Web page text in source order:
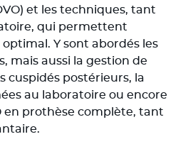
et les techniques, tant
qui permettent
Y sont abordés les
mais aussi la gestion de
cuspidés postérieurs, la
au laboratoire ou encore
en prothèse complète, tant